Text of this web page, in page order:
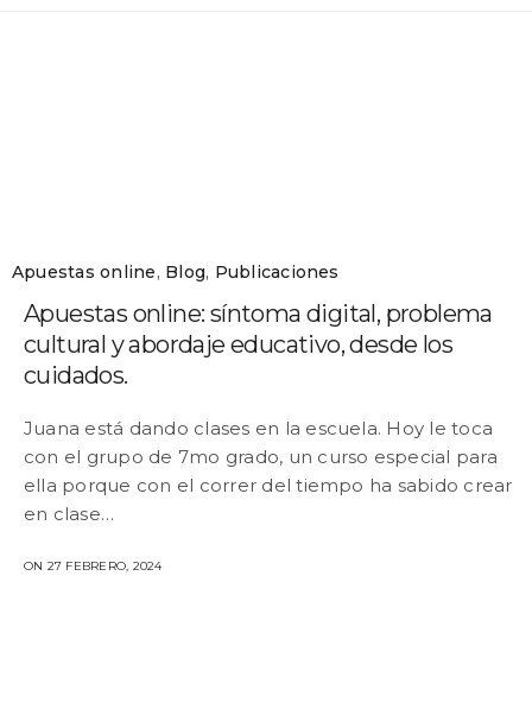
Apuestas online, Blog, Publicaciones
Apuestas online: síntoma digital, problema
cultural y abordaje educativo, desde los
cuidados.
Juana está dando clases en la escuela. Hoy le toca
con el grupo de 7mo grado, un curso especial para
ella porque con el correr del tiempo ha sabido crear
en clase…
ON 27 FEBRERO, 2024